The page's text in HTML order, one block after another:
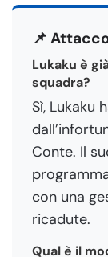
📌
Lukaku è
squadra?
Sì, Lukaku
Conte. Il
con una
ricadute.
Qual è il